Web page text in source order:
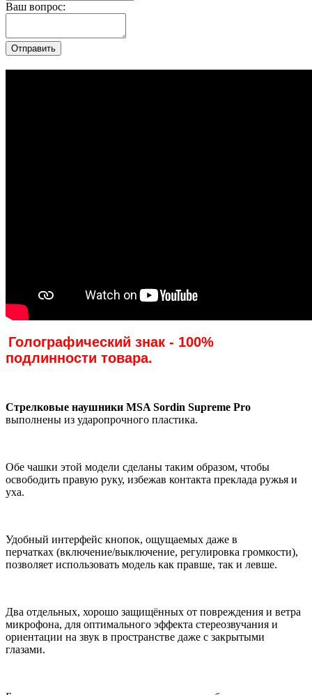
Ваш вопрос:
Голографический знак - 100%
подлинности товара.
Стрелковые наушники MSA Sordin Supreme Pro
выполнены из ударопрочного пластика.
Обе чашки этой модели сделаны таким образом, чтобы
освободить правую руку, избежав контакта преклада ружья и
уха.
Удобный интерфейс кнопок, ощущаемых даже в
перчатках (включение/выключение, регулировка громкости),
позволяет использовать модель как правше, так и левше.
Два отдельных, хорошо защищённых от повреждения и ветра
микрофона, для оптимального эффекта стереозвучания и
ориентации на звук в пространстве даже с закрытыми
глазами.